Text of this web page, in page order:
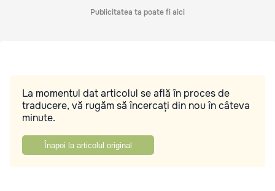
Publicitatea ta poate fi aici
La momentul dat articolul se află în proces de
traducere, vă rugăm să încercați din nou în câteva
minute.
Înapoi la articolul original